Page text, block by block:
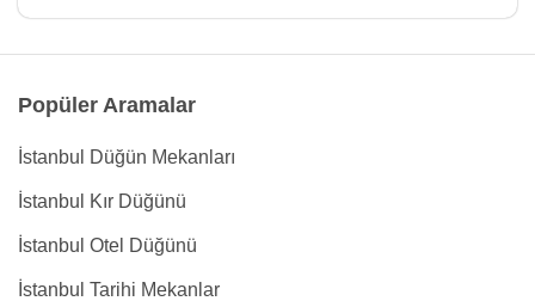
Popüler Aramalar
İstanbul Düğün Mekanları
İstanbul Kır Düğünü
İstanbul Otel Düğünü
İstanbul Tarihi Mekanlar